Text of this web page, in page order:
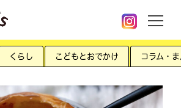
くらし こどもとおでかけ コラム・